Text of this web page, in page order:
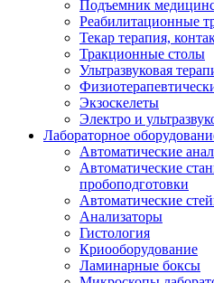
Подъемник
Реабилитационные
Текар терапия,
Тракционные столы
Ультразвуковая
Экзоскелеты
Электро и
Лабораторное
Автоматические
Автоматические
пробоподготовки
Автоматические
Анализаторы
Гистология
Криооборудование
Ламинарные боксы